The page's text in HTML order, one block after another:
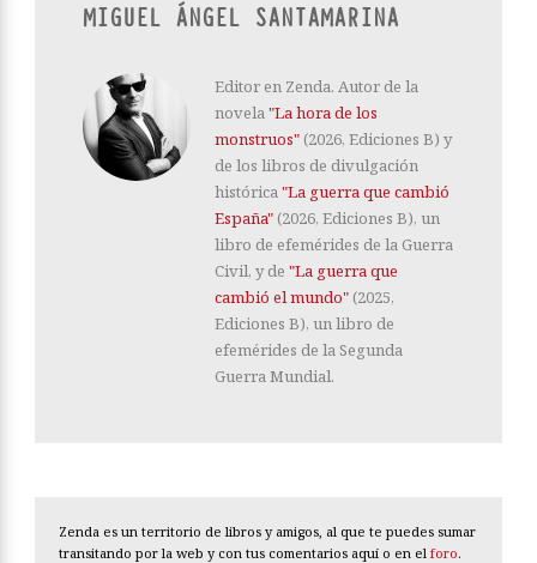
MIGUEL ÁNGEL SANTAMARINA
Editor en Zenda. Autor de la
novela"La hora de los
monstruos" (2026, Ediciones B) y
de los libros de divulgación
histórica"La guerra que cambió
España" (2026, Ediciones B), un
libro de efemérides de la Guerra
Civil, y de "La guerra que
cambió el mundo" (2025,
Ediciones B), un libro de
efemérides de la Segunda
Guerra Mundial.
Zenda es un territorio de libros y amigos, al que te puedes sumar
transitando por la web y con tus comentarios aquí o en el foro.